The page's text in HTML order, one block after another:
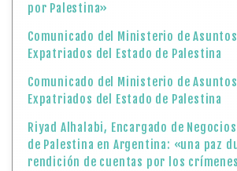
por Palestina»
Comunicado del Ministerio de
Expatriados del Estado de Palestina
Comunicado del Ministerio de
Expatriados del Estado de Palestina
Riyad Alhalabi, Encargado de
de Palestina en Argentina: «una paz
rendición de cuentas por los